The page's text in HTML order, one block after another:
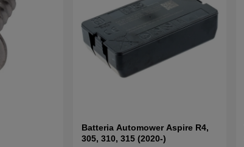
Batteria Automower Aspire R4,
305, 310, 315 (2020-)